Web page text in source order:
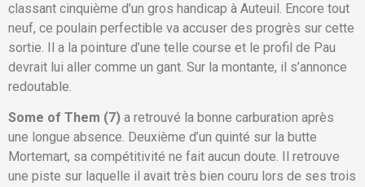
classant cinquième d’un gros handicap à Auteuil. Encore tout
neuf, ce poulain perfectible va accuser des progrès sur cette
sortie. Il a la pointure d’une telle course et le profil de Pau
devrait lui aller comme un gant. Sur la montante, il s’annonce
redoutable.
Some of Them (7) a retrouvé la bonne carburation après
une longue absence. Deuxième d’un quinté sur la butte
Mortemart, sa compétitivité ne fait aucun doute. Il retrouve
une piste sur laquelle il avait très bien couru lors de ses trois